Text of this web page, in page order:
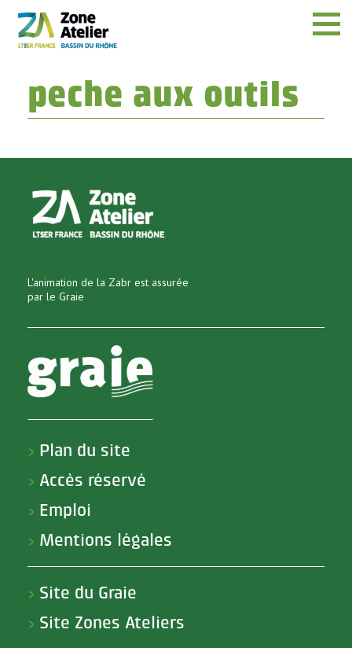
Menu
peche aux outils
L'animation de la Zabr est assurée
par le Graie
> Plan du site
> Accès réservé
> Emploi
> Mentions légales
> Site du Graie
> Site Zones Ateliers